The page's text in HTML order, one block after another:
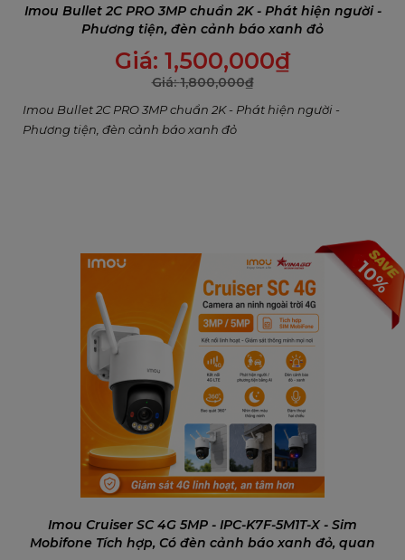
Imou Bullet 2C PRO 3MP chuẩn 2K - Phát hiện người -
Phương tiện, đèn cảnh báo xanh đỏ
Giá: 1,500,000₫
Giá:1,800,000₫
Imou Bullet 2C PRO 3MP chuẩn 2K - Phát hiện người -
Phương tiện, đèn cảnh báo xanh đỏ
10%
Imou Cruiser SC 4G 5MP - IPC-K7F-5M1T-X - Sim
Mobifone Tích hợp, Có đèn cảnh báo xanh đỏ, quan